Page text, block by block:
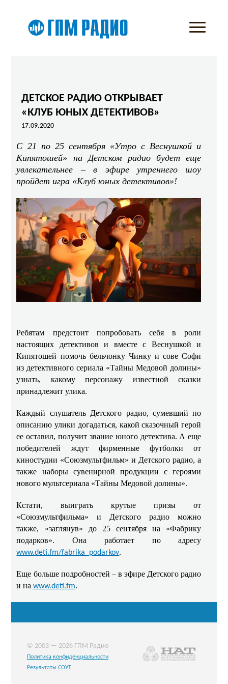
ДЕТСКОЕ РАДИО ОТКРЫВАЕТ
«КЛУБ ЮНЫХ ДЕТЕКТИВОВ»
17.09.2020
С 21 по 25 сентября «Утро с Веснушкой и
Кипятошей» на Детском радио будет еще
увлекательнее – в эфире утреннего шоу
пройдет игра «Клуб юных детективов»!
Ребятам предстоит попробовать себя в роли
настоящих детективов и вместе с Веснушкой и
Кипятошей помочь бельчонку Чинку и сове Софи
из детективного сериала «Тайны Медовой долины»
узнать, какому персонажу известной сказки
принадлежит улика.
Каждый слушатель Детского радио, сумевший по
описанию улики догадаться, какой сказочный герой
ее оставил, получит звание юного детектива. А еще
победителей ждут фирменные футболки от
киностудии «Союзмультфильм» и Детского радио, а
также наборы сувенирной продукции с героями
нового мультсериала «Тайны Медовой долины».
Кстати, выиграть крутые призы от
«Союзмультфильма» и Детского радио можно
также, «заглянув» до 25 сентября на «Фабрику
подарков». Она работает по адресу
www.deti.fm/fabrika_podarkov.
Еще больше подробностей – в эфире Детского радио
и наwww.deti.fm.
© 2003 — 2026 ГПМ Радио
Политика конфиденциальности
Результаты СОУТ